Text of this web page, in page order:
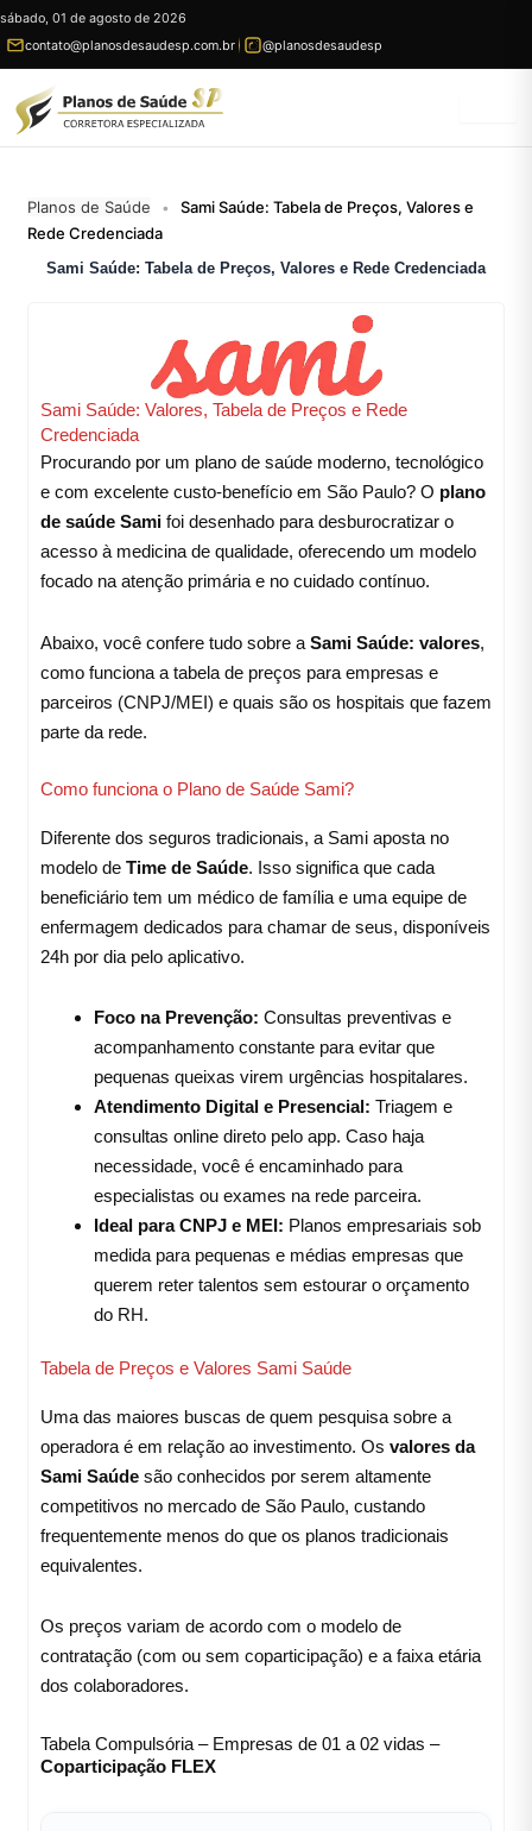
Ir
para
sábado, 01 de agosto de 2026
contato@planosdesaudesp.com.br
@planosdesaudesp
Planos de Saúde •
Sami Saúde: Tabela de Preços, Valores e
Rede Credenciada
Sami Saúde: Tabela de Preços, Valores e Rede Credenciada
Sami Saúde: Valores, Tabela de Preços e Rede
Credenciada
Procurando por um plano de saúde moderno, tecnológico
e com excelente custo-benefício em São Paulo? O plano
de saúde Samifoi desenhado para desburocratizar o
acesso à medicina de qualidade, oferecendo um modelo
focado na atenção primária e no cuidado contínuo.
Abaixo, você confere tudo sobre a Sami Saúde: valores,
como funciona a tabela de preços para empresas e
parceiros (CNPJ/MEI) e quais são os hospitais que fazem
parte da rede.
Como funciona o Plano de Saúde Sami?
Diferente dos seguros tradicionais, a Sami aposta no
modelo de Time de Saúde. Isso significa que cada
beneficiário tem um médico de família e uma equipe de
enfermagem dedicados para chamar de seus, disponíveis
24h por dia pelo aplicativo.
Foco na Prevenção: Consultas preventivas e
acompanhamento constante para evitar que
pequenas queixas virem urgências hospitalares.
Atendimento Digital e Presencial: Triagem e
consultas online direto pelo app. Caso haja
necessidade, você é encaminhado para
especialistas ou exames na rede parceira.
Ideal para CNPJ e MEI: Planos empresariais sob
medida para pequenas e médias empresas que
querem reter talentos sem estourar o orçamento
do RH.
Tabela de Preços e Valores Sami Saúde
Uma das maiores buscas de quem pesquisa sobre a
operadora é em relação ao investimento. Os valores da
Sami Saúdesão conhecidos por serem altamente
competitivos no mercado de São Paulo, custando
frequentemente menos do que os planos tradicionais
equivalentes.
Os preços variam de acordo com o modelo de
contratação (com ou sem coparticipação) e a faixa etária
dos colaboradores.
Tabela Compulsória – Empresas de 01 a 02 vidas –
Coparticipação FLEX